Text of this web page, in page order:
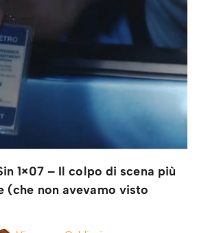
1×07 – Il colpo di scena più
(che non avevamo visto